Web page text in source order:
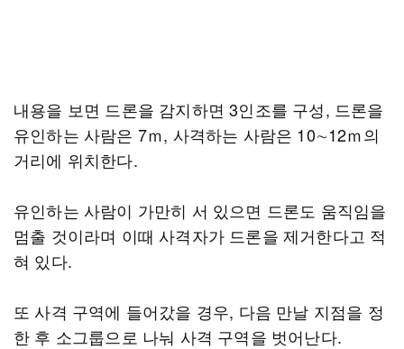
내용을 보면 드론을 감지하면 3인조를 구성, 드론을
유인하는 사람은 7ｍ, 사격하는 사람은 10∼12ｍ의
거리에 위치한다.
유인하는 사람이 가만히 서 있으면 드론도 움직임을
멈출 것이라며 이때 사격자가 드론을 제거한다고 적
혀 있다.
또 사격 구역에 들어갔을 경우, 다음 만날 지점을 정
한 후 소그룹으로 나눠 사격 구역을 벗어난다.